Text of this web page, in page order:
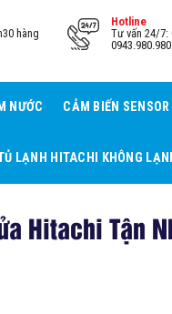
hàng
Hotline
Tư vấn 24/7:
0943.980.980
NƯỚC CẢM BIẾN SENSOR
LẠNH HITACHI KHÔNG
Hitachi Tận